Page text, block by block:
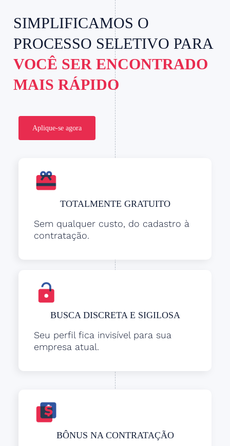
SIMPLIFICAMOS O
PROCESSO SELETIVO PARA
VOCÊ SER ENCONTRADO
MAIS RÁPIDO
Aplique-se agora
TOTALMENTE GRATUITO
Sem qualquer custo, do cadastro à
contratação.
BUSCA DISCRETA E SIGILOSA
Seu perfil fica invisível para sua
empresa atual.
BÔNUS NA CONTRATAÇÃO